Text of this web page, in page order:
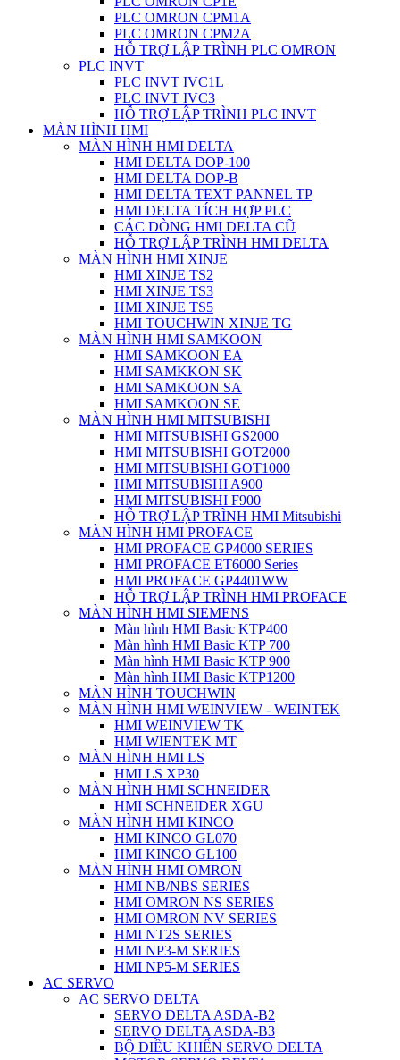
PLC OMRON CPM1A
PLC OMRON CPM2A
HỖ TRỢ LẬP TRÌNH PLC OMRON
PLC INVT
PLC INVT IVC1L
PLC INVT IVC3
HỖ TRỢ LẬP TRÌNH PLC INVT
MÀN HÌNH HMI
MÀN HÌNH HMI DELTA
HMI DELTA DOP-100
HMI DELTA DOP-B
HMI DELTA TEXT PANNEL TP
HMI DELTA TÍCH HỢP PLC
CÁC DÒNG HMI DELTA CŨ
HỖ TRỢ LẬP TRÌNH HMI DELTA
MÀN HÌNH HMI XINJE
HMI XINJE TS2
HMI XINJE TS3
HMI XINJE TS5
HMI TOUCHWIN XINJE TG
MÀN HÌNH HMI SAMKOON
HMI SAMKOON EA
HMI SAMKKON SK
HMI SAMKOON SA
HMI SAMKOON SE
MÀN HÌNH HMI MITSUBISHI
HMI MITSUBISHI GS2000
HMI MITSUBISHI GOT2000
HMI MITSUBISHI GOT1000
HMI MITSUBISHI A900
HMI MITSUBISHI F900
HỖ TRỢ LẬP TRÌNH HMI Mitsubishi
MÀN HÌNH HMI PROFACE
HMI PROFACE GP4000 SERIES
HMI PROFACE ET6000 Series
HMI PROFACE GP4401WW
HỖ TRỢ LẬP TRÌNH HMI PROFACE
MÀN HÌNH HMI SIEMENS
Màn hình HMI Basic KTP400
Màn hình HMI Basic KTP 700
Màn hình HMI Basic KTP 900
Màn hình HMI Basic KTP1200
MÀN HÌNH TOUCHWIN
MÀN HÌNH HMI WEINVIEW - WEINTEK
HMI WEINVIEW TK
HMI WIENTEK MT
MÀN HÌNH HMI LS
HMI LS XP30
MÀN HÌNH HMI SCHNEIDER
HMI SCHNEIDER XGU
MÀN HÌNH HMI KINCO
HMI KINCO GL070
HMI KINCO GL100
MÀN HÌNH HMI OMRON
HMI NB/NBS SERIES
HMI OMRON NS SERIES
HMI OMRON NV SERIES
HMI NT2S SERIES
HMI NP3-M SERIES
HMI NP5-M SERIES
AC SERVO
AC SERVO DELTA
SERVO DELTA ASDA-B2
SERVO DELTA ASDA-B3
BỘ ĐIỀU KHIỂN SERVO DELTA